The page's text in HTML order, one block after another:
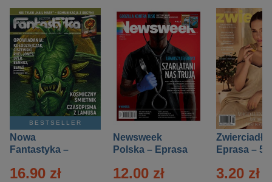
BESTSELLER
Nowa
Fantastyka –
16.90 zł
Newsweek
Polska – Eprasa
12.00 zł
Zwierciadło
Eprasa – 5/
3.20 zł